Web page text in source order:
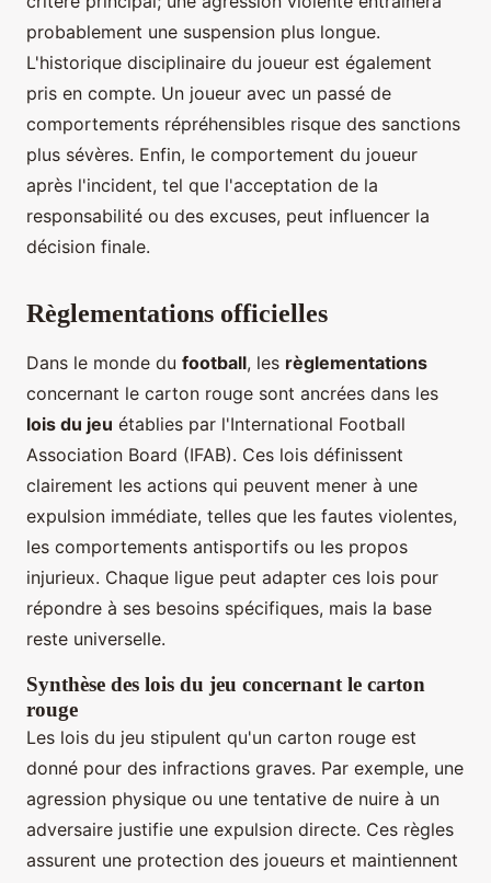
probablement une suspension plus longue.
L'historique disciplinaire du joueur est également
pris en compte. Un joueur avec un passé de
comportements répréhensibles risque des sanctions
plus sévères. Enfin, le comportement du joueur
après l'incident, tel que l'acceptation de la
responsabilité ou des excuses, peut influencer la
décision finale.
Règlementations officielles
Dans le monde du football, les règlementations
concernant le carton rouge sont ancrées dans les
lois du jeu établies par l'International Football
Association Board (IFAB). Ces lois définissent
clairement les actions qui peuvent mener à une
expulsion immédiate, telles que les fautes violentes,
les comportements antisportifs ou les propos
injurieux. Chaque ligue peut adapter ces lois pour
répondre à ses besoins spécifiques, mais la base
reste universelle.
Synthèse des lois du jeu concernant le carton
rouge
Les lois du jeu stipulent qu'un carton rouge est
donné pour des infractions graves. Par exemple, une
agression physique ou une tentative de nuire à un
adversaire justifie une expulsion directe. Ces règles
assurent une protection des joueurs et maintiennent